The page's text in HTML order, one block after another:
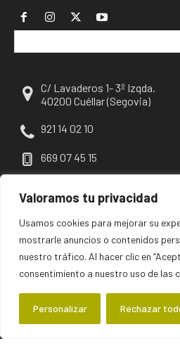
Valoramos tu privacidad
Usamos cookies para mejorar su
mostrarle anuncios o contenidos
nuestro tráfico. Al hacer clic en
consentimiento a nuestro uso de las
Personalizar Rechazar
C/ Lavaderos 1- 3º Izqda.
40200 Cuéllar (Segovia)
921 14 02 10
669 07 45 15